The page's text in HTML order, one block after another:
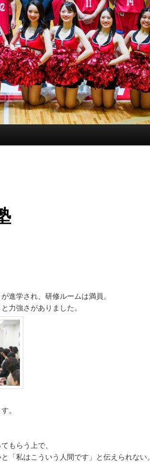
進学され、研修ルームは満員。
力強さがありました。
。
もらう上で、
「私はこういう人間です」と伝えられない。